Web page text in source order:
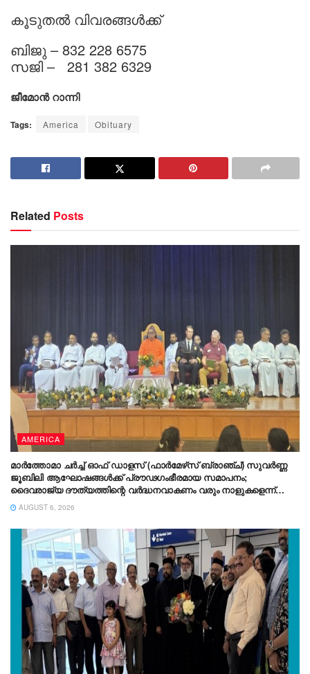
കൂടുതൽ വിവരങ്ങൾക്ക്
ബിജു – 832 228 6575
സജി – 281 382 6329
ജീമോൻ റാന്നി
Tags: America Obituary
Related Posts
AMERICA
മാർത്തോമാ ചർച്ച് ഓഫ് ഡാളസ് (ഫാർമേഴ്‌സ് ബ്രാഞ്ച്) സുവർണ്ണ
ജൂബിലി ആഘോഷങ്ങൾക്ക് പ്രൗഢഗംഭീരമായ സമാപനം;
ദൈവരാജ്യ ദൗത്യത്തിന്റെ വർദ്ധനവാകണം വരും നാളുകളെന്ന്
ഡോ. തിയോഡോഷ്യസ് മാർത്തോമാ മെത്രാപ്പോലീത്ത
AUGUST 6, 2026